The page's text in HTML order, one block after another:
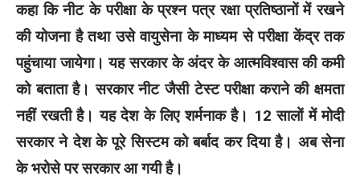
कहा कि नीट के परीक्षा के प्रश्न पत्र रक्षा प्रतिष्ठानों में रखने
की योजना है तथा उसे वायुसेना के माध्यम से परीक्षा केंद्र तक
पहुंचाया जायेगा। यह सरकार के अंदर के आत्मविश्वास की कमी
को बताता है। सरकार नीट जैसी टेस्ट परीक्षा कराने की क्षमता
नहीं रखती है। यह देश के लिए शर्मनाक है। 12 सालों में मोदी
सरकार ने देश के पूरे सिस्टम को बर्बाद कर दिया है। अब सेना
के भरोसे पर सरकार आ गयी है।